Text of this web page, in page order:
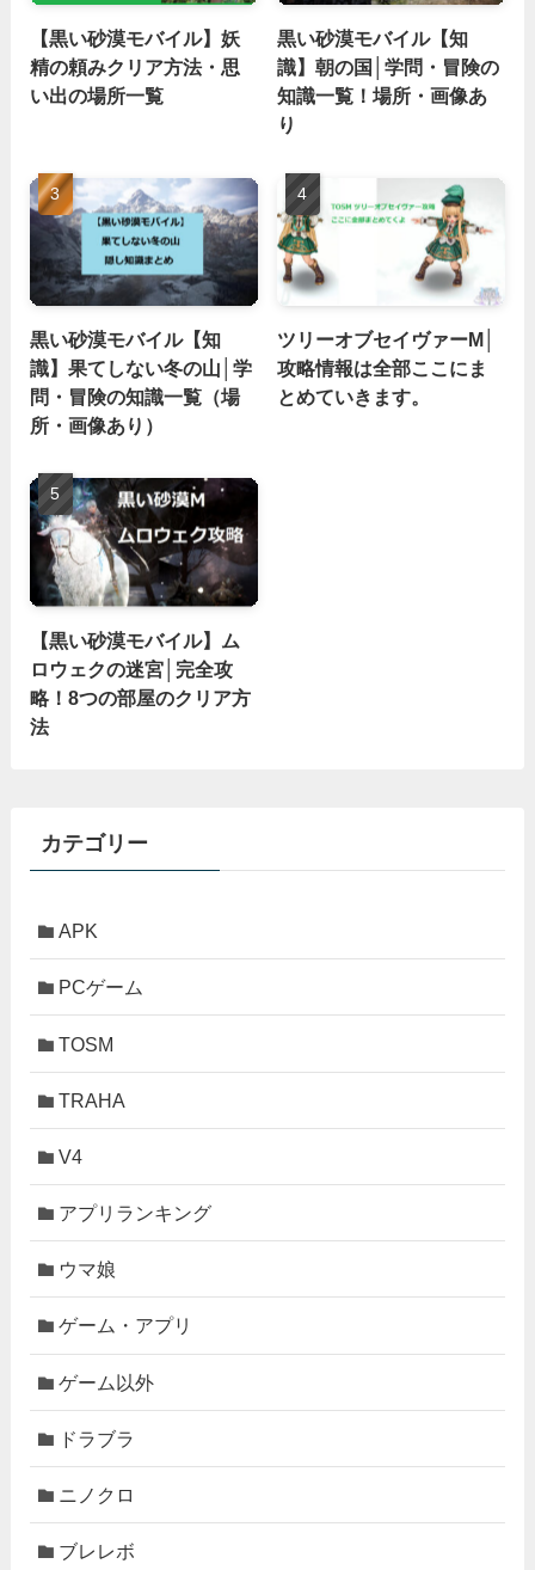
【黒い砂漠モバイル】妖
精の頼みクリア方法・思
い出の場所一覧
黒い砂漠モバイル【知
識】朝の国│学問・冒険の
知識一覧！場所・画像あ
り
黒い砂漠モバイル【知
識】果てしない冬の山│学
問・冒険の知識一覧（場
所・画像あり）
ツリーオブセイヴァーM│
攻略情報は全部ここにま
とめていきます。
【黒い砂漠モバイル】ム
ロウェクの迷宮│完全攻
略！8つの部屋のクリア方
法
カテゴリー
APK
PCゲーム
TOSM
TRAHA
V4
アプリランキング
ウマ娘
ゲーム・アプリ
ゲーム以外
ドラブラ
ニノクロ
ブレレボ